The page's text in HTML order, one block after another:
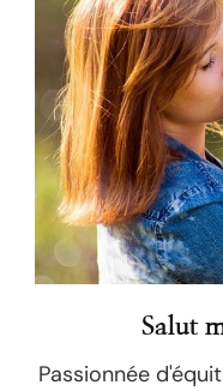
Salut
Passionnée